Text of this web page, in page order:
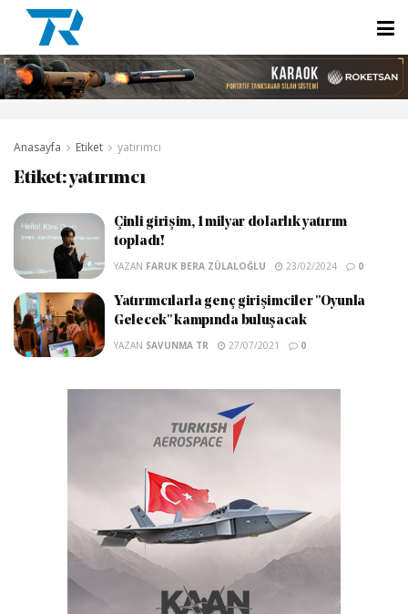
Anasayfa Etiket yatırımcı
Etiket:yatırımcı
Çinli girişim, 1 milyar dolarlık yatırım
topladı!
YAZAN FARUK BERA ZÜLALOĞLU 23/02/2024 0
Yatırımcılarla genç girişimciler "Oyunla
Gelecek" kampında buluşacak
YAZAN SAVUNMA TR 27/07/2021 0